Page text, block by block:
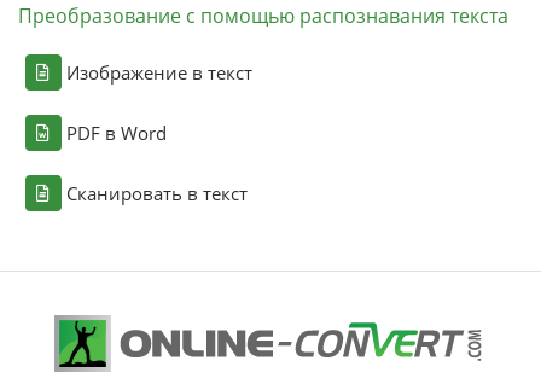
Преобразование с помощью распознавания текста
Изображение в текст
PDF в Word
Сканировать в текст